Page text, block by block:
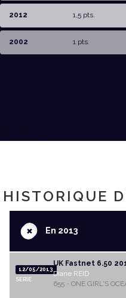
2012 1,5 pts.
2002 1 pts.
HISTORIQUE
+En 2013
12/05/2013
SERIE
UK Fastnet 6.50
Diane REID
655 - ONE GIRL'S